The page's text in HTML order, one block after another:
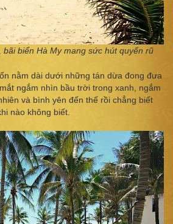
bãi biển Hà My mang sức hút quyến rũ
nằm dài dưới những tán dừa đong đưa
ngắm nhìn bầu trời trong xanh, ngắm
và bình yên đến thế rồi chẳng biết
nào không biết.